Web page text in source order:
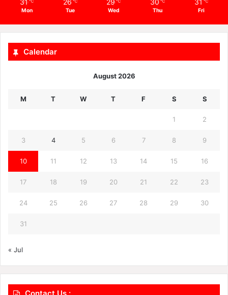
31 ℃
Mon
26 ℃
Tue
29 ℃
Wed
30 ℃
Thu
31 ℃
Fri
Calendar
August 2026
M T W T F S S
1 2
3 4 5 6 7 8 9
10 11 12 13 14 15 16
17 18 19 20 21 22 23
24 25 26 27 28 29 30
31
« Jul